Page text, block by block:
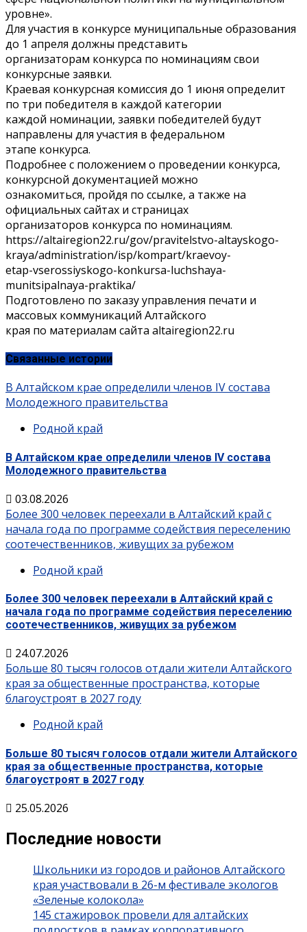
уровне».
Для участия в конкурсе муниципальные образования
до 1 апреля должны представить
организаторам конкурса по номинациям свои
конкурсные заявки.
Краевая конкурсная комиссия до 1 июня определит
по три победителя в каждой категории
каждой номинации, заявки победителей будут
направлены для участия в федеральном
этапе конкурса.
Подробнее с положением о проведении конкурса,
конкурсной документацией можно
ознакомиться, пройдя по ссылке, а также на
официальных сайтах и страницах
организаторов конкурса по номинациям.
https://altairegion22.ru/gov/pravitelstvo-altayskogo-
kraya/administration/isp/kompart/kraevoy-
etap-vserossiyskogo-konkursa-luchshaya-
munitsipalnaya-praktika/
Подготовлено по заказу управления печати и
массовых коммуникаций Алтайского
края по материалам сайта altairegion22.ru
Связанные истории
В Алтайском крае определили членов IV состава
Молодежного правительства
Родной край
В Алтайском крае определили членов IV состава
Молодежного правительства
03.08.2026
Более 300 человек переехали в Алтайский край с
начала года по программе содействия переселению
соотечественников, живущих за рубежом
Родной край
Более 300 человек переехали в Алтайский край с
начала года по программе содействия переселению
соотечественников, живущих за рубежом
24.07.2026
Больше 80 тысяч голосов отдали жители Алтайского
края за общественные пространства, которые
благоустроят в 2027 году
Родной край
Больше 80 тысяч голосов отдали жители Алтайского
края за общественные пространства, которые
благоустроят в 2027 году
25.05.2026
Последние новости
Школьники из городов и районов Алтайского
края участвовали в 26-м фестивале экологов
«Зеленые колокола»
145 стажировок провели для алтайских